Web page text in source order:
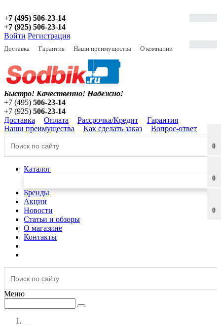
+7 (495) 506-23-14
+7 (925) 506-23-14
Войти Регистрация
Доставка Гарантия Наши преимущества О компании
0
0
0
Быстро! Качественно! Надежно!
+7 (495) 506-23-14
+7 (925) 506-23-14
Доставка
Оплата Рассрочка/Кредит
Гарантия
Наши преимущества
Как сделать заказ Вопрос-ответ
Каталог
Бренды
Акции
Новости
Статьи и обзоры
О магазине
Контакты
Меню